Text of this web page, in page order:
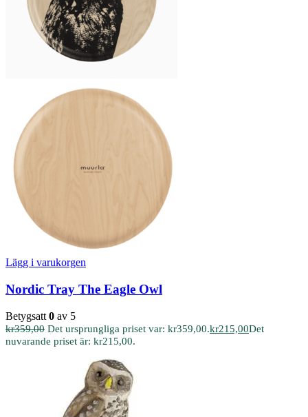
Lägg i varukorgen
Nordic Tray The Eagle Owl
Betygsatt 0 av 5
kr359,00 Det ursprungliga priset var: kr359,00.kr215,00Det
nuvarande priset är: kr215,00.